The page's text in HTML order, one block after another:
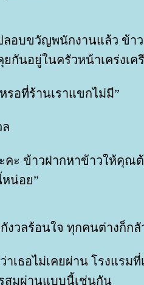
ลอบขวัญพนักงานแล้ว ข้า
กันอยู่ในครัวหน้าเคร่งเค
รอที่ร้านเราแขกไม่มี”
คะ ข้าวฝากหาข้าวให้คุ
หน่อย”
งวลร้อนใจ ทุกคนต่างก็กลั
เธอไม่เคยผ่าน โรงแรมที่
สุมผ่านแบบนี้เช่นกัน